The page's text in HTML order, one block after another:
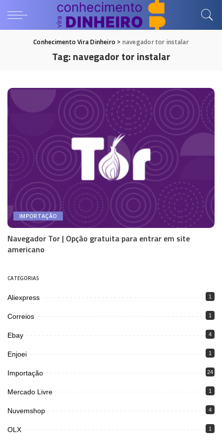
Conhecimento Vira Dinheiro > navegador tor instalar
Tag:navegador tor instalar
IMPORTAÇÃO
Navegador Tor | Opção gratuita para entrar em site
americano
CATEGORIAS
Aliexpress 1
Correios 1
Ebay 4
Enjoei 1
Importação 24
Mercado Livre 1
Nuvemshop 4
OLX 1